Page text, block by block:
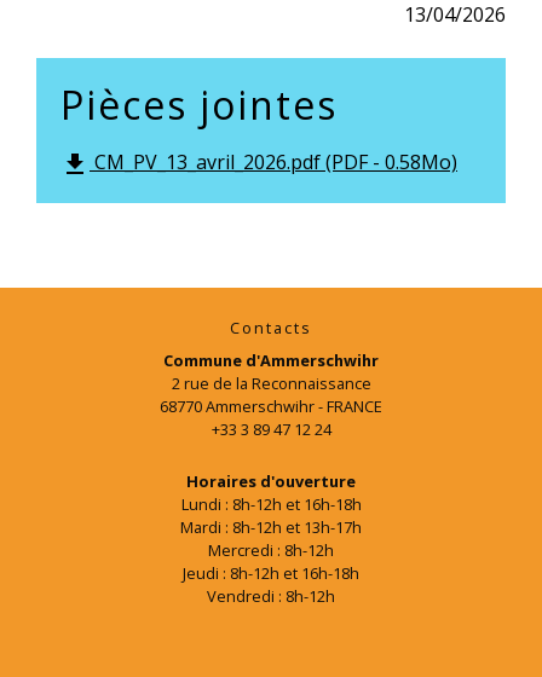
13/04/2026
Pièces jointes
file_download CM_PV_13_avril_2026.pdf (PDF - 0.58Mo)
Contacts
Commune d'Ammerschwihr
2 rue de la Reconnaissance
68770 Ammerschwihr - FRANCE
+33 3 89 47 12 24
Horaires d'ouverture
Lundi : 8h-12h et 16h-18h
Mardi : 8h-12h et 13h-17h
Mercredi : 8h-12h
Jeudi : 8h-12h et 16h-18h
Vendredi : 8h-12h